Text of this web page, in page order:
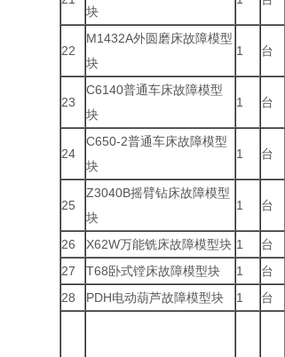
块
22
M1432A外圆磨床故障模型
块
1 台
23
C6140普通车床故障模型
块
1 台
24
C650-2普通车床故障模型
块
1 台
25
Z3040B摇臂钻床故障模型
块
1 台
26 X62W万能铣床故障模型块 1 台
27
T68卧式镗床故障模型块 1 台
28
PDH电动葫芦故障模型块 1 台